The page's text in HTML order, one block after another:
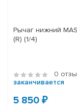
Рычаг нижний MASUMA, front
(R) (1/4)
0
заканчивается
5 850 ₽